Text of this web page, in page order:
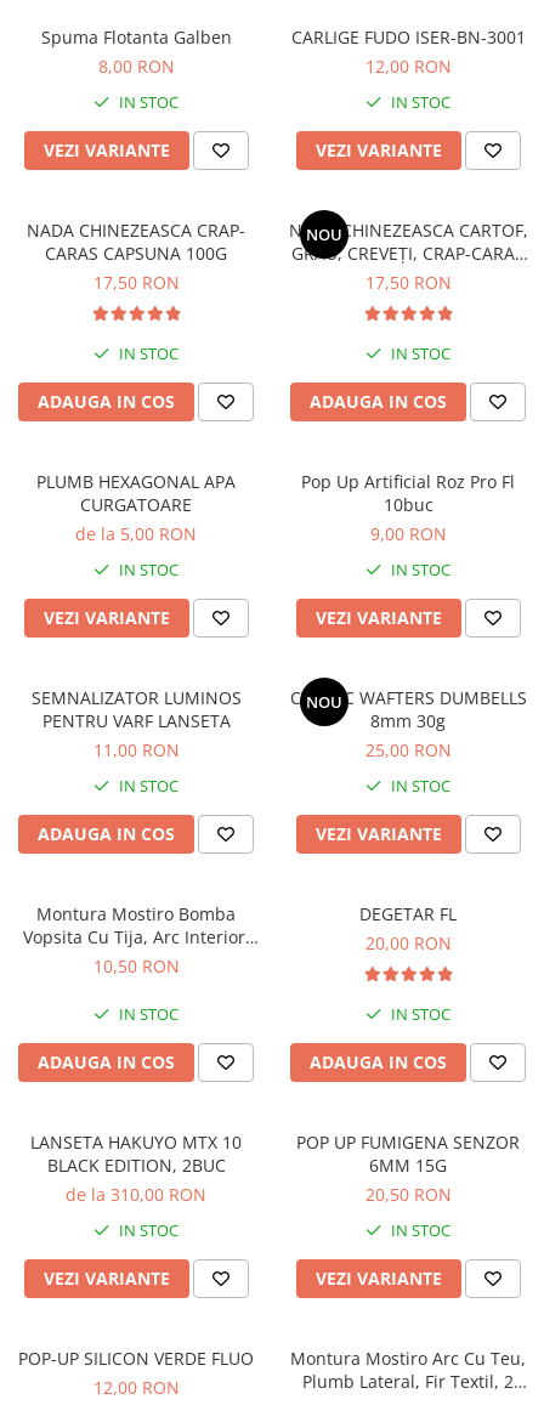
Fire spinning
Sisteme de prindere
Cârlige spinning
Ancore pescuit
Jig pescuit
Voblere pescuit
Năluci metalice
Accesorii spinning
Vartej pescuit
Opritoare pescuit
Crosete si burghie pescuit
Foarfeca pescuit
Tub antitangle
Undițe de pescuit
Fire stationar
Montaj și accesorii
Plumbi pescuit
Plute pescuit
Accesorii staționar
Vartej pescuit
Rig pescuit
Opritoare pescuit
Crosete si burghie pescuit
Cleste pescuit
Tub antitangle
Pescuit la Somn
Cârlige somn
Monturi somn
Pescuit General
Juvelnic pescuit
Spuma Flotanta Galben
8,00 RON
IN STOC
VEZI VARIANTE
CARLIGE FUDO ISER-BN-3001
12,00 RON
IN STOC
VEZI VARIANTE
NADA CHINEZEASCA CRAP-
CARAS CAPSUNA 100G
17,50 RON
IN STOC
ADAUGA IN COS
NOU
NADA CHINEZEASCA CARTOF,
GRÂU, CREVEȚI, CRAP-CARAS
120G
17,50 RON
IN STOC
ADAUGA IN COS
PLUMB HEXAGONAL APA
CURGATOARE
de la 5,00 RON
IN STOC
VEZI VARIANTE
Pop Up Artificial Roz Pro Fl
10buc
9,00 RON
IN STOC
VEZI VARIANTE
SEMNALIZATOR LUMINOS
PENTRU VARF LANSETA
11,00 RON
IN STOC
ADAUGA IN COS
NOU
COCIOC WAFTERS DUMBELLS
8mm 30g
25,00 RON
IN STOC
VEZI VARIANTE
Montura Mostiro Bomba
Vopsita Cu Tija, Arc Interior,
Fir Textil, 2 Carlige
10,50 RON
IN STOC
ADAUGA IN COS
DEGETAR FL
20,00 RON
IN STOC
ADAUGA IN COS
LANSETA HAKUYO MTX 10
BLACK EDITION, 2BUC
de la 310,00 RON
IN STOC
VEZI VARIANTE
POP UP FUMIGENA SENZOR
6MM 15G
20,50 RON
IN STOC
VEZI VARIANTE
POP-UP SILICON VERDE FLUO
12,00 RON
Montura Mostiro Arc Cu Teu,
Plumb Lateral, Fir Textil, 2